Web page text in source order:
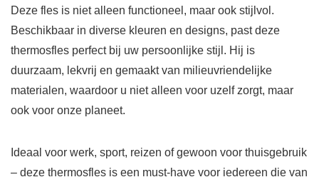
Deze fles is niet alleen functioneel, maar ook stijlvol.
Beschikbaar in diverse kleuren en designs, past deze
thermosfles perfect bij uw persoonlijke stijl. Hij is
duurzaam, lekvrij en gemaakt van milieuvriendelijke
materialen, waardoor u niet alleen voor uzelf zorgt, maar
ook voor onze planeet.
Ideaal voor werk, sport, reizen of gewoon voor thuisgebruik
– deze thermosfles is een must-have voor iedereen die van